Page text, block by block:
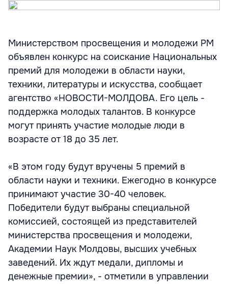
Министерством просвещения и молодежи РМ
объявлен конкурс на соискание Национальных
премий для молодежи в области науки,
техники, литературы и искусства, сообщает
агентство «НОВОСТИ-МОЛДОВА. Его цель -
поддержка молодых талантов. В конкурсе
могут принять участие молодые люди в
возрасте от 18 до 35 лет.
«В этом году будут вручены 5 премий в
области науки и техники. Ежегодно в конкурсе
принимают участие 30-40 человек.
Победители будут выбраны специальной
комиссией, состоящей из представителей
министерства просвещения и молодежи,
Академии Наук Молдовы, высших учебных
заведений. Их ждут медали, дипломы и
денежные премии», - отметили в управлении